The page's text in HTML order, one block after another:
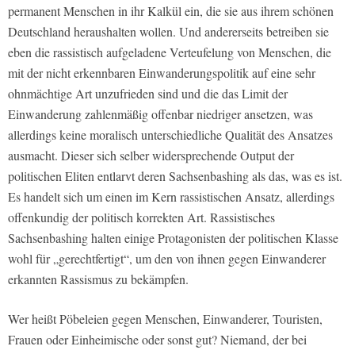
permanent Menschen in ihr Kalkül ein, die sie aus ihrem schönen
Deutschland heraushalten wollen. Und andererseits betreiben sie
eben die rassistisch aufgeladene Verteufelung von Menschen, die
mit der nicht erkennbaren Einwanderungspolitik auf eine sehr
ohnmächtige Art unzufrieden sind und die das Limit der
Einwanderung zahlenmäßig offenbar niedriger ansetzen, was
allerdings keine moralisch unterschiedliche Qualität des Ansatzes
ausmacht. Dieser sich selber widersprechende Output der
politischen Eliten entlarvt deren Sachsenbashing als das, was es ist.
Es handelt sich um einen im Kern rassistischen Ansatz, allerdings
offenkundig der politisch korrekten Art. Rassistisches
Sachsenbashing halten einige Protagonisten der politischen Klasse
wohl für „gerechtfertigt“, um den von ihnen gegen Einwanderer
erkannten Rassismus zu bekämpfen.
Wer heißt Pöbeleien gegen Menschen, Einwanderer, Touristen,
Frauen oder Einheimische oder sonst gut? Niemand, der bei